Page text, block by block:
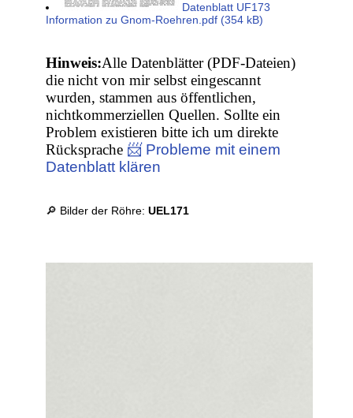
Datenblatt UF173
Information zu Gnom-Roehren.pdf (354 kB)
Hinweis:Alle Datenblätter (PDF-Dateien)
die nicht von mir selbst eingescannt
wurden, stammen aus öffentlichen,
nichtkommerziellen Quellen. Sollte ein
Problem existieren bitte ich um direkte
Rücksprache 📨 Probleme mit einem
Datenblatt klären
🔎 Bilder der Röhre:UEL171